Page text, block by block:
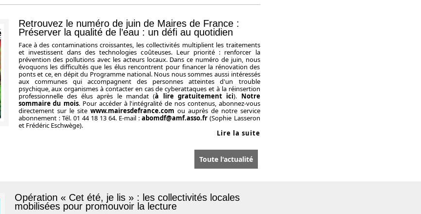
Retrouvez le numéro de juin de Maires de France :
Préserver la qualité de l’eau : un défi au quotidien
Face à des contaminations croissantes, les collectivités multiplient les traitements
et investissent dans des technologies coûteuses. Leur priorité : renforcer la
prévention des pollutions avec les acteurs locaux. Dans ce numéro de juin, nous
évoquons les difficultés que les élus rencontrent pour financer la rénovation des
ponts et ce, en dépit du Programme national. Nous nous sommes aussi intéressés
aux communes qui accompagnent des personnes atteintes d'un trouble
psychique, aux organismes à contacter en cas de cyberattaques et à la réinsertion
professionnelle des élus après le mandat (à lire gratuitement ici). Notre
sommaire du mois. Pour accéder à l'intégralité de nos contenus, abonnez-vous
directement sur le site www.mairesdefrance.com ou auprès de notre service
abonnement : Tél. 01 44 18 13 64. E-mail :abomdf@amf.asso.fr (Sophie Lasseron
et Frédéric Eschwège).
Lire la suite
Toute l'actualité
Opération « Cet été, je lis » : les collectivités locales
mobilisées pour promouvoir la lecture